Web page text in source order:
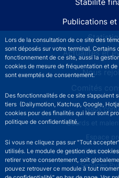
Lors de la consultation de ce site des
sont déposés sur votre terminal. Certains
fonctionnement de ce site, aussi la
cookies de mesure de fréquentation et
sont exemptés de consentement.
Des fonctionnalités de ce site s’appuient
tiers (Dailymotion, Katchup, Google,
cookies pour des finalités qui leur sont
politique de confidentialité.
Si vous ne cliquez pas sur "Tout
utilisés. Le module de gestion des
retirer votre consentement, soit
pouvez retrouver ce module à tout
Stabilité
Publications
Actualités et
Nous
Comités
Footer secondary menu
Nous
Sourds et
Espace
La direction
Services